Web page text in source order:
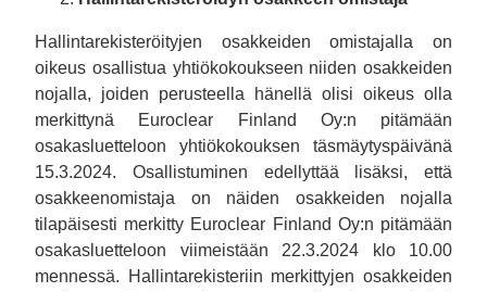
Hallintarekisteröityjen osakkeiden omistajalla on
oikeus osallistua yhtiökokoukseen niiden osakkeiden
nojalla, joiden perusteella hänellä olisi oikeus olla
merkittynä Euroclear Finland Oy:n pitämään
osakasluetteloon yhtiökokouksen täsmäytyspäivänä
15.3.2024. Osallistuminen edellyttää lisäksi, että
osakkeenomistaja on näiden osakkeiden nojalla
tilapäisesti merkitty Euroclear Finland Oy:n pitämään
osakasluetteloon viimeistään 22.3.2024 klo 10.00
mennessä. Hallintarekisteriin merkittyjen osakkeiden